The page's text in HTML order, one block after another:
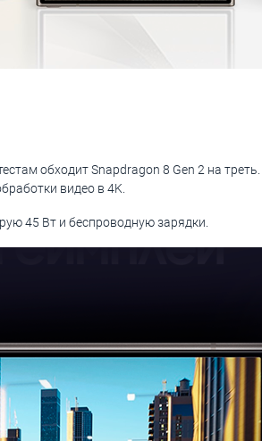
обходит Snapdragon 8 Gen 2 на
видео в 4K.
45 Вт и беспроводную зарядки.